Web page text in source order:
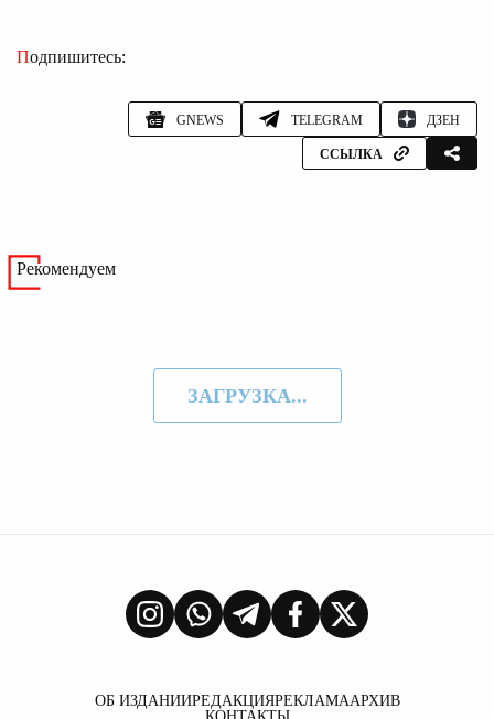
Подпишитесь:
GNEWS TELEGRAM ДЗЕН
ССЫЛКА
Рекомендуем
ЗАГРУЗКА...
ОБ ИЗДАНИИРЕДАКЦИЯРЕКЛАМААРХИВ